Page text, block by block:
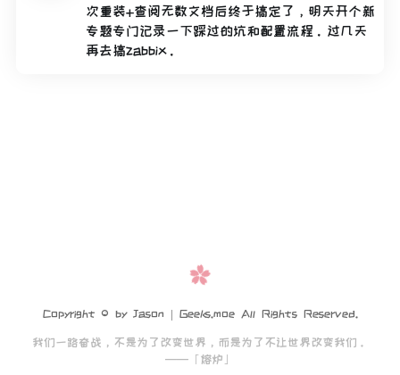
次重装+查阅无数文档后终于搞定了，明天开个新
专题专门记录一下踩过的坑和配置流程。过几天
再去搞zabbix。
Copyright © by Jason | Geeks.moe All Rights Reserved.
我们一路奋战，不是为了改变世界，而是为了不让世界改变我们。
——「熔炉」